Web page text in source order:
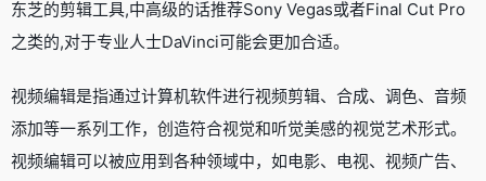
东芝的剪辑工具,中高级的话推荐Sony Vegas或者Final Cut Pro
之类的,对于专业人士DaVinci可能会更加合适。
视频编辑是指通过计算机软件进行视频剪辑、合成、调色、音频
添加等一系列工作，创造符合视觉和听觉美感的视觉艺术形式。
视频编辑可以被应用到各种领域中，如电影、电视、视频广告、